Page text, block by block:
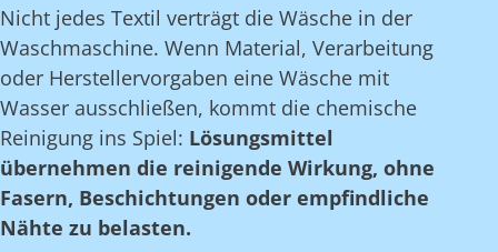
Nicht jedes Textil verträgt die Wäsche in der
Waschmaschine. Wenn Material, Verarbeitung
oder Herstellervorgaben eine Wäsche mit
Wasser ausschließen, kommt die chemische
Reinigung ins Spiel: Lösungsmittel
übernehmen die reinigende Wirkung, ohne
Fasern, Beschichtungen oder empfindliche
Nähte zu belasten.